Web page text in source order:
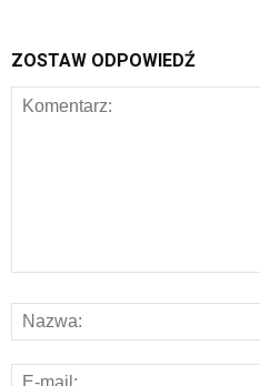
ZOSTAW ODPOWIEDŹ